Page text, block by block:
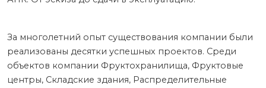
За многолетний опыт существования компании были
реализованы десятки успешных проектов. Среди
объектов компании Фруктохранилища, Фруктовые
центры, Складские здания, Распределительные